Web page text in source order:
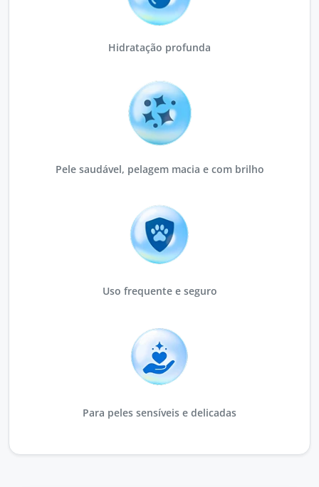
Hidratação profunda
Pele saudável, pelagem macia e com brilho
Uso frequente e seguro
Para peles sensíveis e delicadas